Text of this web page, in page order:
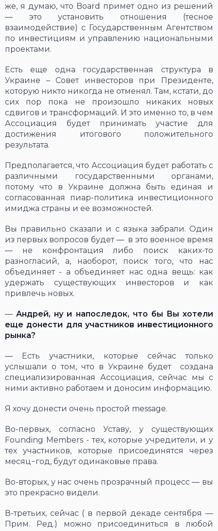
же, я думаю, что Board примет одно из решений
― это установить отношения (тесное
взаимодействие) с Государственным Агентством
по инвестициям и управлению национальными
проектами.
Есть еще одна государственная структура в
Украине – Совет инвесторов при Президенте,
которую никто никогда не отменял. Там, кстати, до
сих пор пока не произошло никаких новых
сдвигов и трансформаций. И это именно то, в чем
Ассоциация будет принимать участие для
достижения итогового положительного
результата.
Предполагается, что Ассоциация будет работать с
различными государственными органами,
потому что в Украине должна быть единая и
согласованная пиар-политика инвестиционного
имиджа страны и ее возможностей.
Вы правильно сказали и с языка забрали. Один
из первых вопросов будет ― в это военное время
― не конфронтация либо поиск каких-то
разногласий, а, наоборот, поиск того, что нас
объединяет - а объединяет нас одна вещь: как
удержать существующих инвесторов и как
привлечь новых.
―Андрей, ну и напоследок, что бы Вы хотели
еще донести для участников инвестиционного
рынка?
― Есть участники, которые сейчас только
услышали о том, что в Украине будет создана
специализированная Ассоциация, сейчас мы с
ними активно работаем и доносим информацию.
Я хочу донести очень простой mеssage.
Во-первых, согласно Уставу, у существующих
Founding Members - тех, которые учредители, и у
тех участников, которые присоединятся через
месяц−год, будут одинаковые права.
Во-вторых, у нас очень прозрачный процесс ― вы
это прекрасно видели.
В-третьих, сейчас ( в первой декаде сентября —
Прим. Ред.) можно присоединиться в любой